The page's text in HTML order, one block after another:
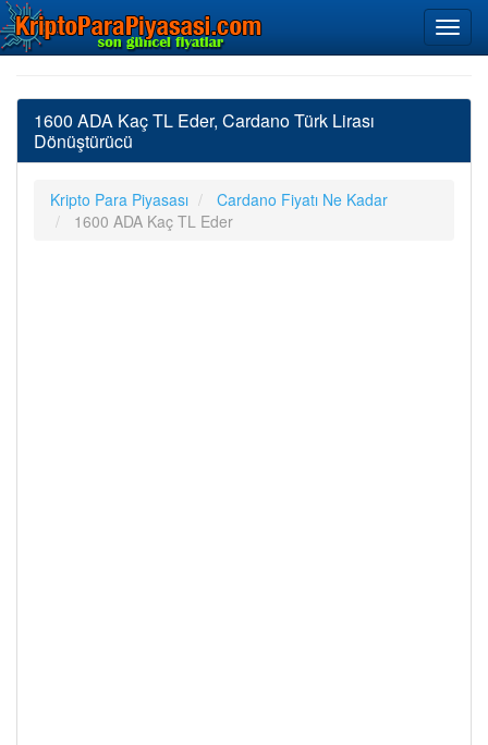
1600 ADA Kaç TL Eder, Cardano Türk Lirası
Dönüştürücü
Kripto Para Piyasası
Cardano Fiyatı Ne Kadar
1600 ADA Kaç TL Eder